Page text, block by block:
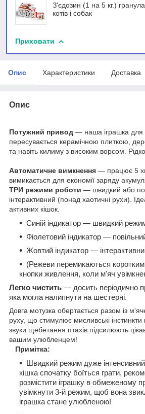
З'єдозин (1 на 5 кг.) гранула
котів і собак
Приховати
Опис Характеристики Доставка
Опис
Потужний привод — наша іграшка для
пересувається керамічною плиткою,
та навіть килиму з високим ворсом. Рідко
Автоматичне вимкнення — працює 5
вимикається для економії заряду
ТРИ режими роботи — швидкий або
інтерактивний (понад хаотичні рухи).
активних кішок.
Синій індикатор — швидкий
Фіолетовий індикатор —
Жовтий індикатор —
(Режеви перемикаються
кнопки живлення, коли м'яч
Легко чистить — досить періодично
яка могла налипнути на шестерні.
Довга мотузка обертається разом із
руху, що стимулює мисливські інстинкти
звуки щебетання птахів підсилюють
вашим улюбленцем!
Примітка:
Швидкий режим дуже
кішка спочатку боїться грати,
розмістити іграшку в обмеженому
увімкнути 3-й режим, щоб вона
іграшка стане улюбленою!